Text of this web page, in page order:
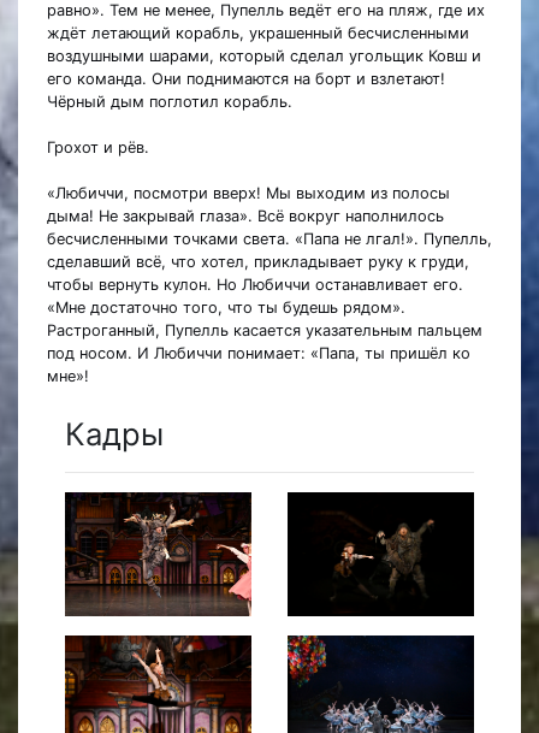
равно». Тем не менее, Пупелль ведёт его на пляж, где их
ждёт летающий корабль, украшенный бесчисленными
воздушными шарами, который сделал угольщик Ковш и
его команда. Они поднимаются на борт и взлетают!
Чёрный дым поглотил корабль.
Грохот и рёв.
«Любиччи, посмотри вверх! Мы выходим из полосы
дыма! Не закрывай глаза». Всё вокруг наполнилось
бесчисленными точками света. «Папа не лгал!». Пупелль,
сделавший всё, что хотел, прикладывает руку к груди,
чтобы вернуть кулон. Но Любиччи останавливает его.
«Мне достаточно того, что ты будешь рядом».
Растроганный, Пупелль касается указательным пальцем
под носом. И Любиччи понимает: «Папа, ты пришёл ко
мне»!
Кадры